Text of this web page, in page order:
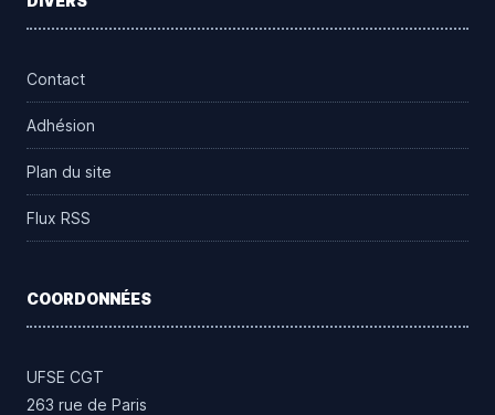
Contact
Adhésion
Plan du site
Flux RSS
COORDONNÉES
UFSE CGT
263 rue de Paris